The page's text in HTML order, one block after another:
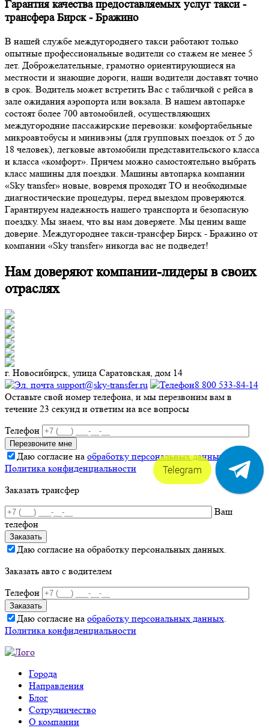
Гарантия качества предоставляемых услуг такси -
трансфера Бирск - Бражино
В нашей службе междугороднего такси работают только
опытные профессиональные водители со стажем не менее 5
лет. Доброжелательные, грамотно ориентирующиеся на
местности и знающие дороги, наши водители доставят точно
в срок. Водитель может встретить Вас с табличкой с рейса в
зале ожидания аэропорта или вокзала. В нашем автопарке
состоят более 700 автомобилей, осуществляющих
междугородние пассажирские перевозки: комфортабельные
микроавтобусы и минивэны (для групповых поездок от 5 до
18 человек), легковые автомобили представительского класса
и класса «комфорт». Причем можно самостоятельно выбрать
класс машины для поездки. Машины автопарка компании
«Sky transfer» новые, вовремя проходят ТО и необходимые
диагностические процедуры, перед выездом проверяются.
Гарантируем надежность нашего транспорта и безопасную
поездку. Мы знаем, что вы нам доверяете. Мы ценим ваше
доверие. Междугороднее такси-трансфер Бирск - Бражино от
компании «Sky transfer» никогда вас не подведет!
Нам доверяют компании-лидеры в своих
отраслях
г. Новосибирск, улица Саратовская, дом 14
support@sky-transfer.ru
8 800 533-84-14
Оставьте свой номер телефона, и мы перезвоним вам в
течение 23 секунд и ответим на все вопросы
Телефон
Даю согласие на обработку персональных данных
Политика конфиденциальности
Заказать трансфер
Ваш
телефон
Даю согласие на обработку персональных данных.
Заказать авто с водителем
Телефон
Даю согласие на обработку персональных данных.
Политика конфиденциальности
Города
Направления
Блог
Сотрудничество
О компании
Telegram